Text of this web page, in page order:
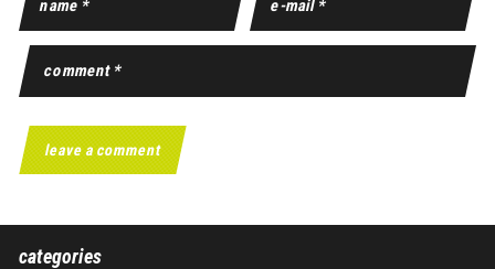
categories